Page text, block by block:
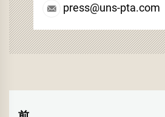
press@uns-pta.com